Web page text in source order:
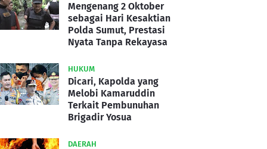
Mengenang 2 Oktober
sebagai Hari Kesaktian
Polda Sumut, Prestasi
Nyata Tanpa Rekayasa
HUKUM
Dicari, Kapolda yang
Melobi Kamaruddin
Terkait Pembunuhan
Brigadir Yosua
DAERAH